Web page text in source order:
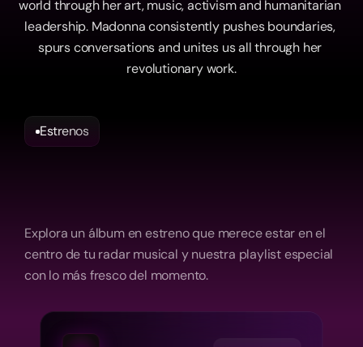
world through her art, music, activism and humanitarian
leadership. Madonna consistently pushes boundaries,
spurs conversations and unites us all through her
revolutionary work.
Estrenos
Explora un álbum en estreno que merece estar en el
centro de tu radar musical y nuestra playlist especial
con lo más fresco del momento.